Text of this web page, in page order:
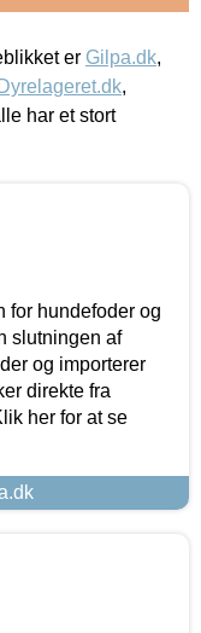
er Gilpa.dk,
Dyrelageret.dk,
har et stort
for hundefoder og
slutningen af
og importerer
direkte fra
her for at se